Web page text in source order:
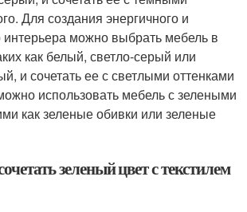
Для создания энергичного и
интерьера можно выбрать мебель в
как белый, светло-серый или
и сочетать ее с светлыми оттенками
использовать мебель с зелеными
как зеленые обивки или зеленые
зеленый цвет с текстилем